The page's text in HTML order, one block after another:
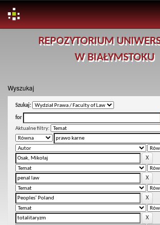
REPOZYTORIUM
W BIAŁYMSTOKU
Wyszukaj
Szukaj:
for
Aktualne filtry: